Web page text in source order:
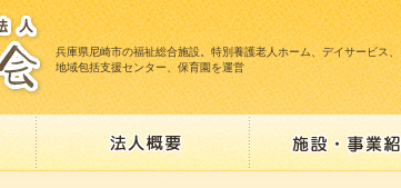
兵庫県尼崎市の福祉総合施設。特別養護老人ホーム、デイサービス、
地域包括支援センター、保育園を運営